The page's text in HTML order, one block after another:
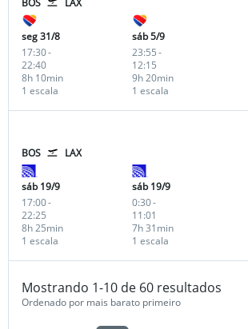
BOS LAX
seg 31/8
17:30-
22:40
1 escala
8h 10min
sáb 5/9
23:55-
12:15
1 escala
9h 20min
BOS LAX
sáb 19/9
17:00-
22:25
1 escala
8h 25min
sáb 19/9
0:30-
11:01
1 escala
7h 31min
Mostrando 1-10 de 60 resultados
Ordenado por mais barato primeiro